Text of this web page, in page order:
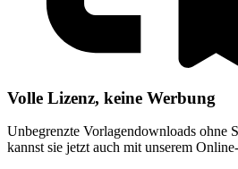
Volle Lizenz, keine Werbung
Unbegrenzte Vorlagendownloads ohne
kannst sie jetzt auch mit unserem